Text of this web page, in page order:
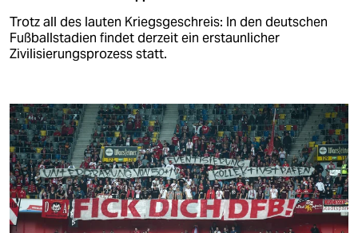
Trotz all des lauten Kriegsgeschreis: In den deutschen
Fußballstadien findet derzeit ein erstaunlicher
Zivilisierungsprozess statt.